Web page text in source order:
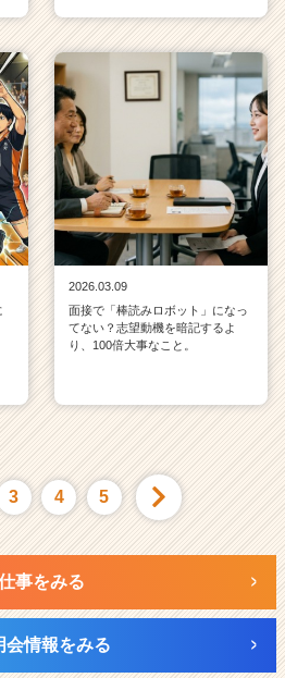
2026.03.09
面接で「棒読みロボット」になっ
てない？志望動機を暗記するよ
り、100倍大事なこと。
3 4 5
事をみる
会情報をみる